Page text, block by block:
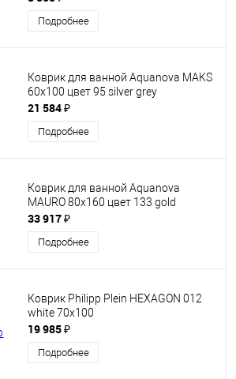
Подробнее
Коврик для ванной Aquanova MAKS
60х100 цвет 95 silver grey
21 584 ₽
Подробнее
Коврик для ванной Aquanova
MAURO 80x160 цвет 133 gold
33 917 ₽
Подробнее
Коврик Philipp Plein HEXAGON 012
white 70х100
19 985 ₽
Подробнее